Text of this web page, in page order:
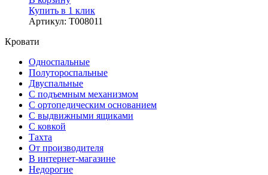
Купить в 1 клик
Артикул: Т008011
Кровати
Односпальные
Полутороспальные
Двуспальные
С подъемным механизмом
С ортопедическим основанием
С выдвижными ящиками
С ковкой
Тахта
От производителя
В интернет-магазине
Недорогие